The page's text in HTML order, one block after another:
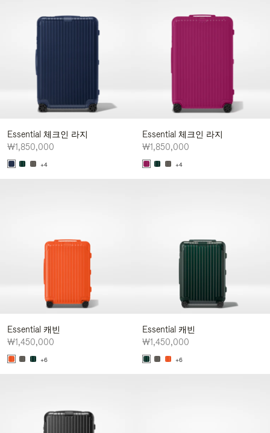
Essential 체크인 라지
₩1,850,000
+4
Essential 체크인 라지
₩1,850,000
+4
Essential 캐빈
₩1,450,000
+6
Essential 캐빈
₩1,450,000
+6